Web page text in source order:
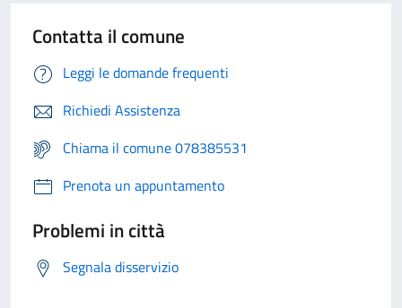
Contatta il comune
Leggi le domande frequenti
Richiedi Assistenza
Chiama il comune 078385531
Prenota un appuntamento
Problemi in città
Segnala disservizio